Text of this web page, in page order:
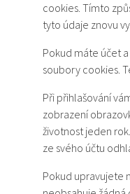
cookies. Tímto
tyto údaje znovu
Pokud máte účet
soubory cookies.
Při přihlašování
zobrazení
životnost jeden
ze svého účtu
Pokud upravujete